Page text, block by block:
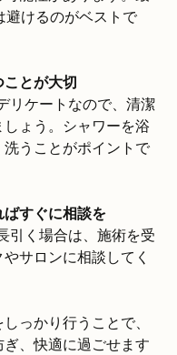
避けるのがベストで
とが大切
ょう。シャワーを浴
うことがポイントで
ばすぐに相談を
サロンに相談してく
っかり行うことで、
、快適に過ごせます